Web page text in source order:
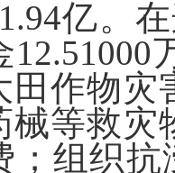
亿。
田作物灾
械等救
；组织